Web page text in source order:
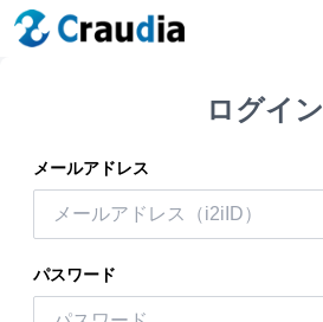
ログイン
メールアドレス
パスワード